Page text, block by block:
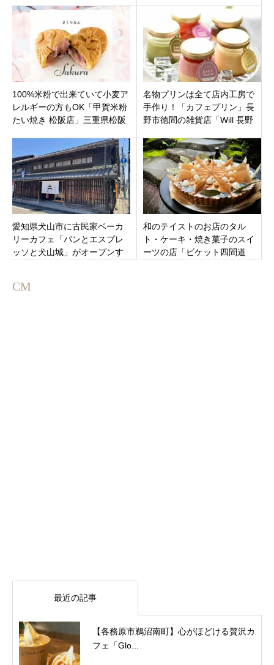
100%米粉で出来ていて小麦ア
レルギーの方もOK「甲賀米粉
たい焼き 松阪店」三重県松阪
名物プリンは全て店内工房で
手作り！「カフェプリン」長
野市徳間の雑貨店「Will 長野
愛知県犬山市に古民家ベーカ
リーカフェ「パンとエスプレ
ッソと犬山城」がオープンす
和のテイストのお店のタル
ト・ケーキ・焼き菓子のスイ
ーツの店「ビケット四間道
CM
最近の記事
【各務原市鵜沼南町】心がほどける贅沢カ
フェ「Glo...